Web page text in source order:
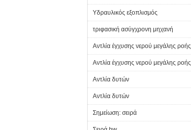
Υδραυλικός εξοπλισμός
τριφασική ασύγχρονη μηχανή
Αντλία έγχυσης νερού μεγάλης ροής
Αντλία έγχυσης νερού μεγάλης ροής
Αντλία δυτών
Αντλία δυτών
Σημείωση: σειρά